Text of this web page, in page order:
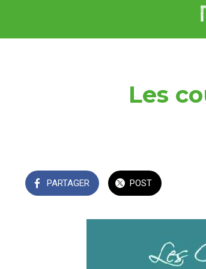
Les
PARTAGER POST